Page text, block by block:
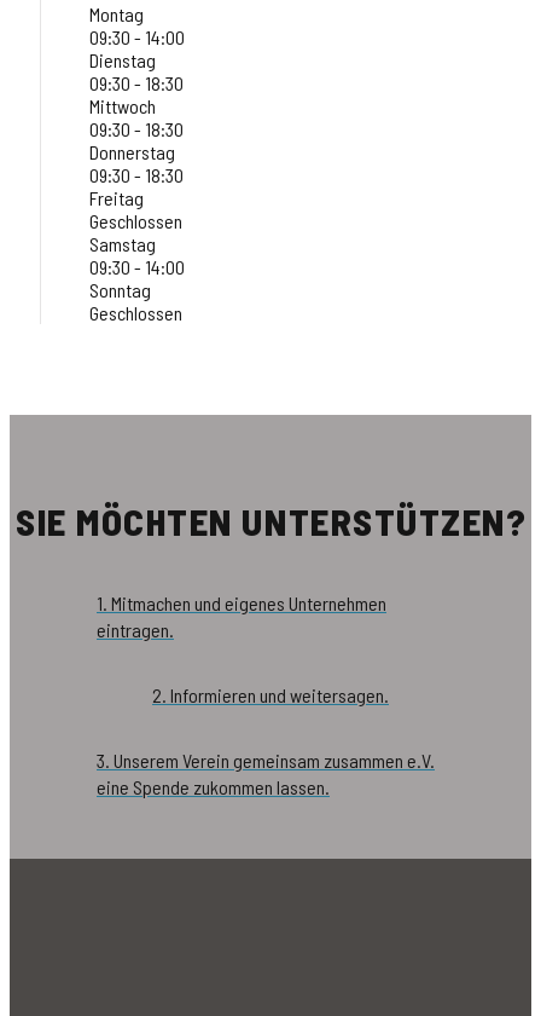
Montag
09:30 - 14:00
Dienstag
09:30 - 18:30
Mittwoch
09:30 - 18:30
Donnerstag
09:30 - 18:30
Freitag
Geschlossen
Samstag
09:30 - 14:00
Sonntag
Geschlossen
SIE MÖCHTEN UNTERSTÜTZEN?
1. Mitmachen und eigenes Unternehmen
eintragen.
2. Informieren und weitersagen.
3. Unserem Verein gemeinsam zusammen e.V.
eine Spende zukommen lassen.